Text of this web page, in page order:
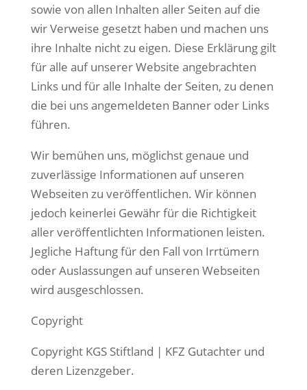
sowie von allen Inhalten aller Seiten auf die
wir Verweise gesetzt haben und machen uns
ihre Inhalte nicht zu eigen. Diese Erklärung gilt
für alle auf unserer Website angebrachten
Links und für alle Inhalte der Seiten, zu denen
die bei uns angemeldeten Banner oder Links
führen.
Wir bemühen uns, möglichst genaue und
zuverlässige Informationen auf unseren
Webseiten zu veröffentlichen. Wir können
jedoch keinerlei Gewähr für die Richtigkeit
aller veröffentlichten Informationen leisten.
Jegliche Haftung für den Fall von Irrtümern
oder Auslassungen auf unseren Webseiten
wird ausgeschlossen.
Copyright
Copyright KGS Stiftland | KFZ Gutachter und
deren Lizenzgeber.